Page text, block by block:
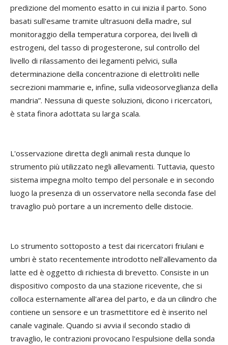
predizione del momento esatto in cui inizia il parto. Sono
basati sull'esame tramite ultrasuoni della madre, sul
monitoraggio della temperatura corporea, dei livelli di
estrogeni, del tasso di progesterone, sul controllo del
livello di rilassamento dei legamenti pelvici, sulla
determinazione della concentrazione di elettroliti nelle
secrezioni mammarie e, infine, sulla videosorveglianza della
mandria”. Nessuna di queste soluzioni, dicono i ricercatori,
è stata finora adottata su larga scala.
L'osservazione diretta degli animali resta dunque lo
strumento più utilizzato negli allevamenti. Tuttavia, questo
sistema impegna molto tempo del personale e in secondo
luogo la presenza di un osservatore nella seconda fase del
travaglio può portare a un incremento delle distocie.
Lo strumento sottoposto a test dai ricercatori friulani e
umbri è stato recentemente introdotto nell'allevamento da
latte ed è oggetto di richiesta di brevetto. Consiste in un
dispositivo composto da una stazione ricevente, che si
colloca esternamente all'area del parto, e da un cilindro che
contiene un sensore e un trasmettitore ed è inserito nel
canale vaginale. Quando si avvia il secondo stadio di
travaglio, le contrazioni provocano l'espulsione della sonda